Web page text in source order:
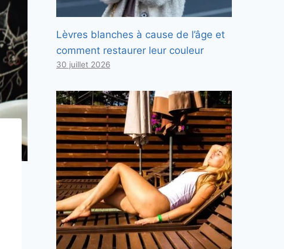
Lèvres blanches à cause de l’âge et
comment restaurer leur couleur
30 juillet 2026